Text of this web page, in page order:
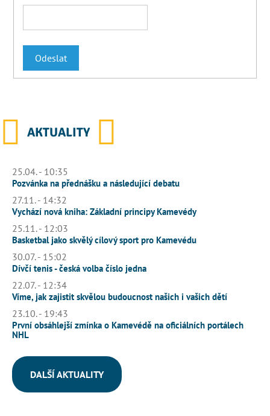
AKTUALITY
25.04. - 10:35
Pozvánka na přednášku a následující debatu
27.11. - 14:32
Vychází nová kniha: Základní principy Kamevédy
25.11. - 12:03
Basketbal jako skvělý cílový sport pro Kamevédu
30.07. - 15:02
Dívčí tenis - česká volba číslo jedna
22.07. - 12:34
Víme, jak zajistit skvělou budoucnost našich i vašich dětí
23.10. - 19:43
První obsáhlejší zmínka o Kamevédě na oficiálních portálech
NHL
DALŠÍ AKTUALITY